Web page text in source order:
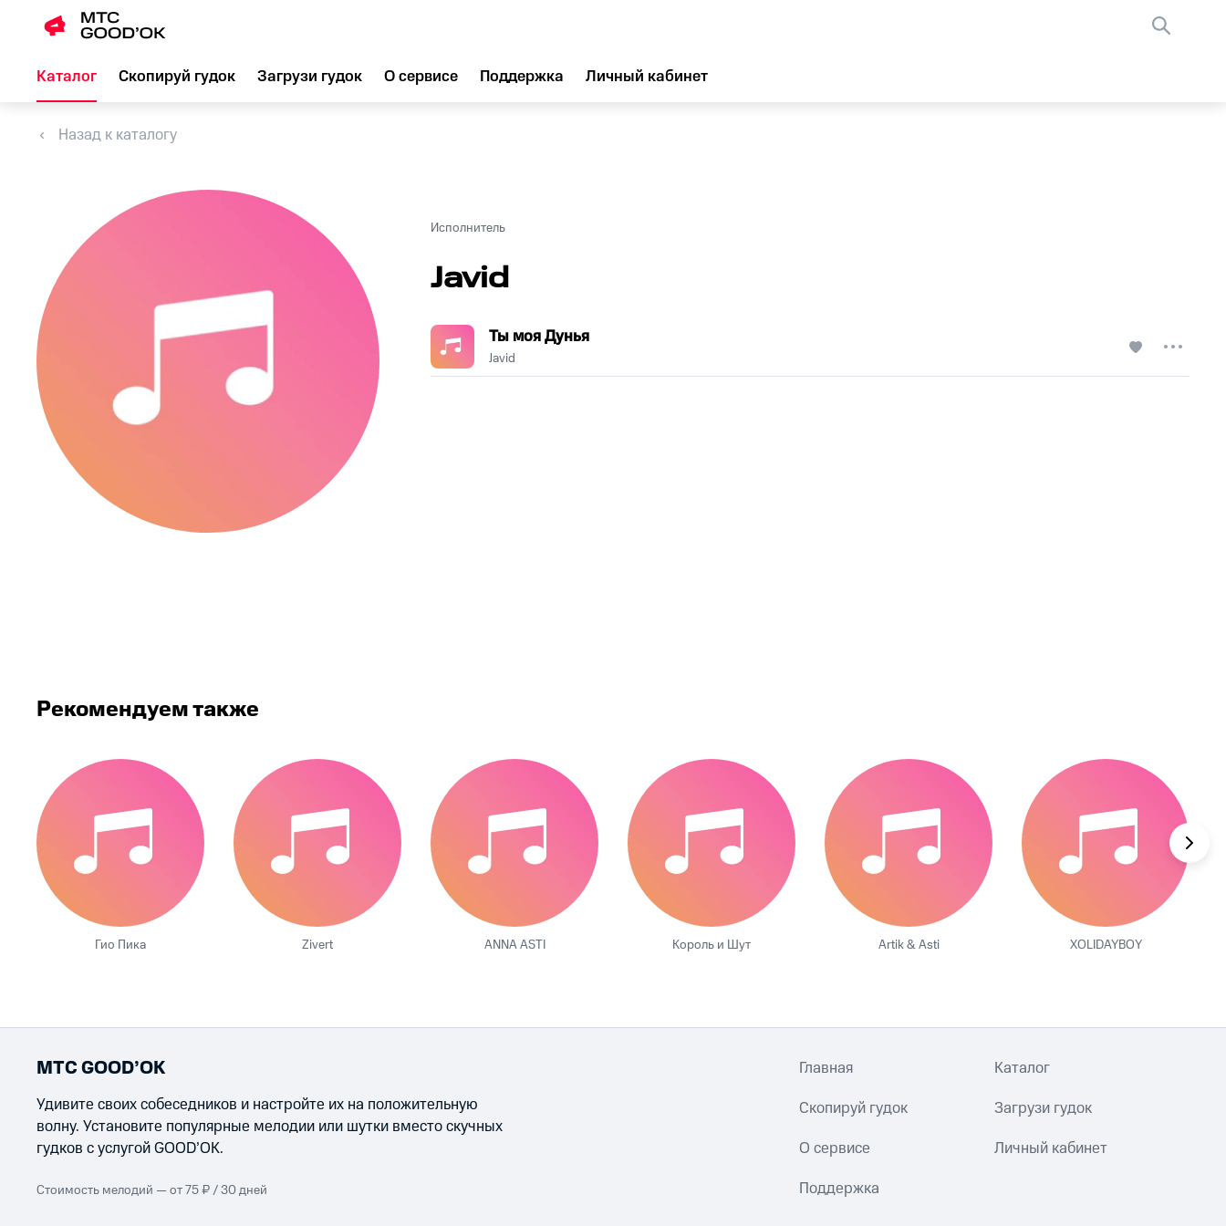
Каталог Скопируй гудок Загрузи гудок О сервисе Поддержка Личный кабинет
Назад к каталогу
Исполнитель
Javid
Ты моя Дунья
Javid
Рекомендуем также
Гио Пика Zivert ANNA ASTI Король и Шут Artik & Asti XOLIDAYBOY
МТС GOOD’OK
Удивите своих собеседников и настройте их на положительную
волну. Установите популярные мелодии или шутки вместо скучных
гудков с услугой GOOD’OK.
Стоимость мелодий — от 75 ₽ / 30 дней
Главная Каталог
Скопируй гудок Загрузи гудок
О сервисе Личный кабинет
Поддержка